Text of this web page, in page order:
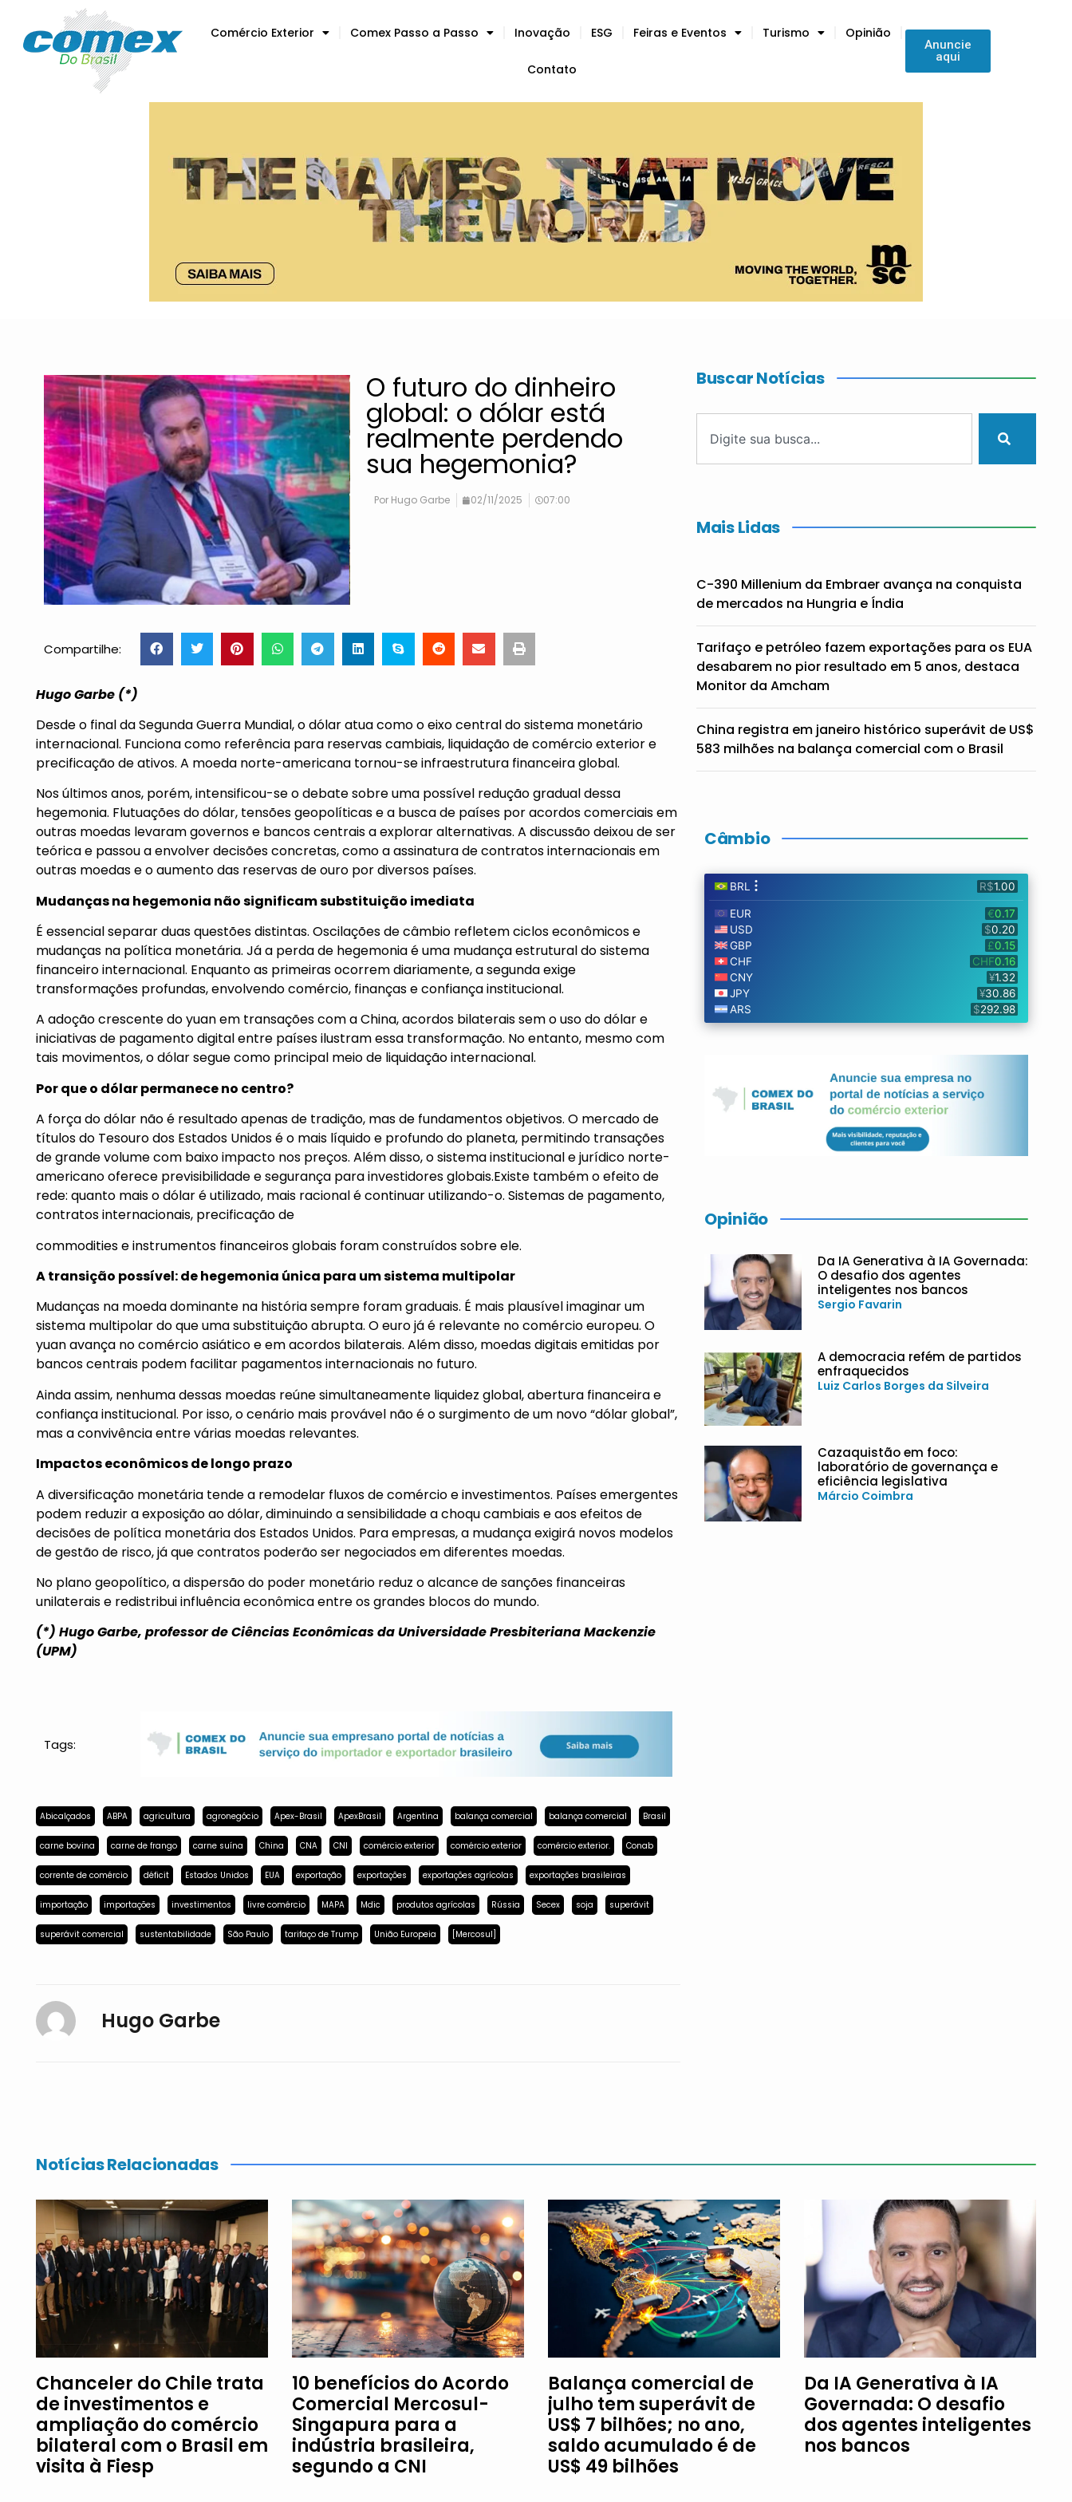
Comércio Exterior Comex Passo a Passo Inovação ESG Feiras e Eventos Turismo Opinião
Contato
Anuncie
aqui
O futuro do dinheiro
global: o dólar está
realmente perdendo
sua hegemonia?
Por Hugo Garbe 02/11/2025 07:00
Compartilhe:
Hugo Garbe (*)
Desde o final da Segunda Guerra Mundial, o dólar atua como o eixo central do sistema monetário
internacional. Funciona como referência para reservas cambiais, liquidação de comércio exterior e
precificação de ativos. A moeda norte-americana tornou-se infraestrutura financeira global.
Nos últimos anos, porém, intensificou-se o debate sobre uma possível redução gradual dessa
hegemonia. Flutuações do dólar, tensões geopolíticas e a busca de países por acordos comerciais em
outras moedas levaram governos e bancos centrais a explorar alternativas. A discussão deixou de ser
teórica e passou a envolver decisões concretas, como a assinatura de contratos internacionais em
outras moedas e o aumento das reservas de ouro por diversos países.
Mudanças na hegemonia não significam substituição imediata
É essencial separar duas questões distintas. Oscilações de câmbio refletem ciclos econômicos e
mudanças na política monetária. Já a perda de hegemonia é uma mudança estrutural do sistema
financeiro internacional. Enquanto as primeiras ocorrem diariamente, a segunda exige
transformações profundas, envolvendo comércio, finanças e confiança institucional.
A adoção crescente do yuan em transações com a China, acordos bilaterais sem o uso do dólar e
iniciativas de pagamento digital entre países ilustram essa transformação. No entanto, mesmo com
tais movimentos, o dólar segue como principal meio de liquidação internacional.
Por que o dólar permanece no centro?
A força do dólar não é resultado apenas de tradição, mas de fundamentos objetivos. O mercado de
títulos do Tesouro dos Estados Unidos é o mais líquido e profundo do planeta, permitindo transações
de grande volume com baixo impacto nos preços. Além disso, o sistema institucional e jurídico norte-
americano oferece previsibilidade e segurança para investidores globais.Existe também o efeito de
rede: quanto mais o dólar é utilizado, mais racional é continuar utilizando-o. Sistemas de pagamento,
contratos internacionais, precificação de
commodities e instrumentos financeiros globais foram construídos sobre ele.
A transição possível: de hegemonia única para um sistema multipolar
Mudanças na moeda dominante na história sempre foram graduais. É mais plausível imaginar um
sistema multipolar do que uma substituição abrupta. O euro já é relevante no comércio europeu. O
yuan avança no comércio asiático e em acordos bilaterais. Além disso, moedas digitais emitidas por
bancos centrais podem facilitar pagamentos internacionais no futuro.
Ainda assim, nenhuma dessas moedas reúne simultaneamente liquidez global, abertura financeira e
confiança institucional. Por isso, o cenário mais provável não é o surgimento de um novo “dólar global”,
mas a convivência entre várias moedas relevantes.
Impactos econômicos de longo prazo
A diversificação monetária tende a remodelar fluxos de comércio e investimentos. Países emergentes
podem reduzir a exposição ao dólar, diminuindo a sensibilidade a choqu cambiais e aos efeitos de
decisões de política monetária dos Estados Unidos. Para empresas, a mudança exigirá novos modelos
de gestão de risco, já que contratos poderão ser negociados em diferentes moedas.
No plano geopolítico, a dispersão do poder monetário reduz o alcance de sanções financeiras
unilaterais e redistribui influência econômica entre os grandes blocos do mundo.
(*) Hugo Garbe, professor de Ciências Econômicas da Universidade Presbiteriana Mackenzie
(UPM)
Tags:
Abicalçados ABPA agricultura agronegócio Apex-Brasil ApexBrasil Argentina balança comercial balança comercial Brasil
carne bovina carne de frango carne suína China CNA CNI comércio exterior comércio exterior comércio exterior. Conab
corrente de comércio déficit Estados Unidos EUA exportação exportações exportações agrícolas exportações brasileiras
importação importações investimentos livre comércio MAPA Mdic produtos agrícolas Rússia Secex soja superávit
superávit comercial sustentabilidade São Paulo tarifaço de Trump União Europeia [Mercosul]
Hugo Garbe
Buscar Notícias
Mais Lidas
C-390 Millenium da Embraer avança na conquista
de mercados na Hungria e Índia
Tarifaço e petróleo fazem exportações para os EUA
desabarem no pior resultado em 5 anos, destaca
Monitor da Amcham
China registra em janeiro histórico superávit de US$
583 milhões na balança comercial com o Brasil
Câmbio
Opinião
Da IA Generativa à IA Governada:
O desafio dos agentes
inteligentes nos bancos
Sergio Favarin
A democracia refém de partidos
enfraquecidos
Luiz Carlos Borges da Silveira
Cazaquistão em foco:
laboratório de governança e
eficiência legislativa
Márcio Coimbra
Notícias Relacionadas
Chanceler do Chile trata
de investimentos e
ampliação do comércio
bilateral com o Brasil em
visita à Fiesp
10 benefícios do Acordo
Comercial Mercosul-
Singapura para a
indústria brasileira,
segundo a CNI
Balança comercial de
julho tem superávit de
US$ 7 bilhões; no ano,
saldo acumulado é de
US$ 49 bilhões
Da IA Generativa à IA
Governada: O desafio
dos agentes inteligentes
nos bancos